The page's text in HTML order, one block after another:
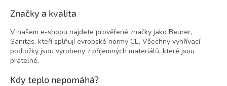
Značky a kvalita
V našem e-shopu najdete prověřené značky jako Beurer,
Sanitas, kteří splňují evropské normy CE. Všechny vyhřívací
podložky jsou vyrobeny z příjemných materiálů, které jsou
pratelné.
Kdy teplo nepomáhá?